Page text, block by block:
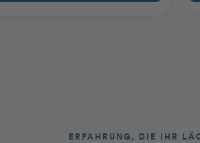
ERFAHRUNG, DIE IHR